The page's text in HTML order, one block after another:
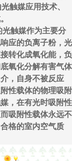
触媒应用技术、
触媒作为主要分
应的负离子粉，光
转化成氧化能，负
氧化分解有害气体
，自身不被反应
性载体的物理吸附
，在有光时吸附性
吸附性载体永远不
格的室内空气质